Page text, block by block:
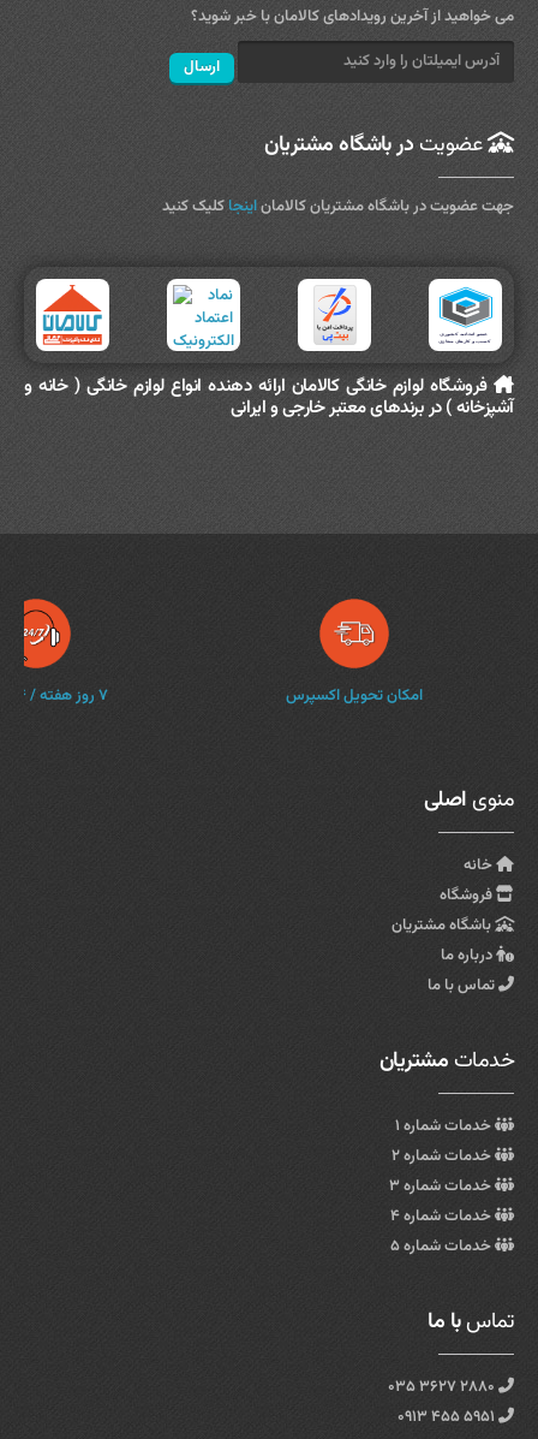
می خواهید از آخرین رویدادهای کالامان با خبر شوید؟
عضویت در باشگاه مشتریان
جهت عضویت در باشگاه مشتریان کالاماناینجا کلیک کنید
فروشگاه لوازم خانگی کالامان ارائه دهنده انواع لوازم خانگی ( خانه و
آشپزخانه ) در برندهای معتبر خارجی و ایرانی
امکان تحویل اکسپرس ۷ روز هفته / ۲۴ ساعته
منویاصلی
خانه
فروشگاه
باشگاه مشتریان
درباره ما
تماس با ما
خدمات مشتریان
خدمات شماره ۱
خدمات شماره ۲
خدمات شماره ۳
خدمات شماره ۴
خدمات شماره ۵
تماسبا ما